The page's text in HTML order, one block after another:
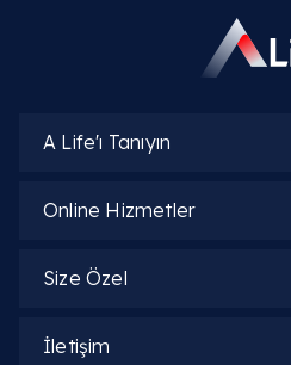
A Life'ı Tanıyın
Online Hizmetler
Size Özel
İletişim